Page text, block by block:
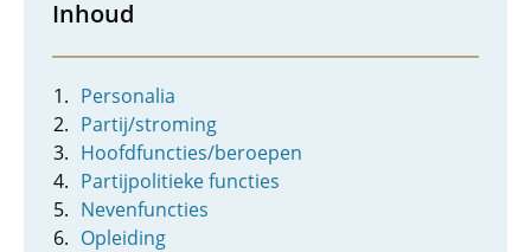
Inhoud
Personalia
Partij/stroming
Hoofdfuncties/beroepen
Partijpolitieke functies
Nevenfuncties
Opleiding